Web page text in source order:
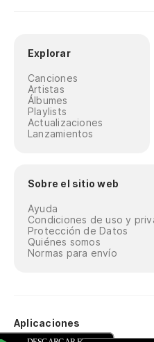
Explorar
Canciones
Artistas
Álbumes
Playlists
Actualizaciones
Lanzamientos
Sobre el sitio web
Ayuda
Condiciones de uso y
Protección de Datos
Quiénes somos
Normas para envío
Aplicaciones